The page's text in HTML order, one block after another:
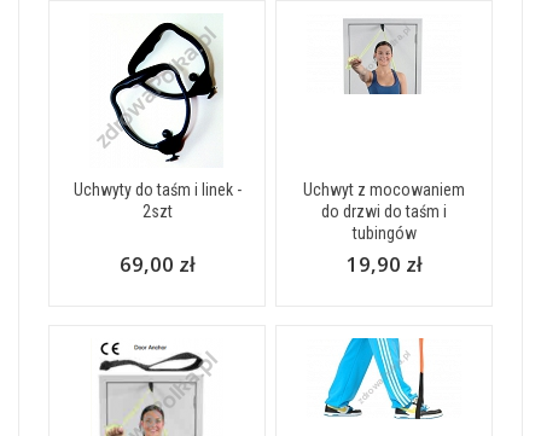
Uchwyty do taśm i linek -
2szt
69,00 zł
Uchwyt z mocowaniem
do drzwi do taśm i
tubingów
19,90 zł